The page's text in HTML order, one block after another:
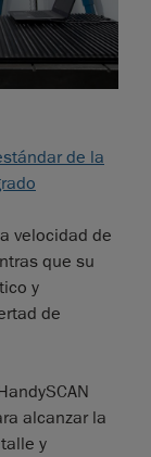
de la
velocidad de
que su
y
de
alcanzar la
y